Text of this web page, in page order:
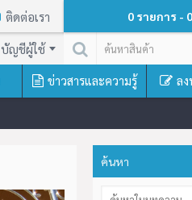
ติดต่อเรา 0 รายการ -
บัญชีผู้ใช้
ข่าวสารและความรู้ ล
ค้นหา